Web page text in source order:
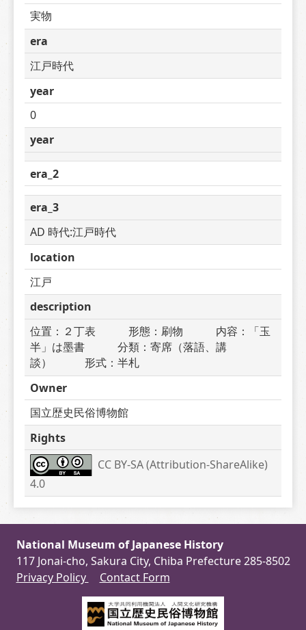
実物
era
江戸時代
year
0
year
era_2
era_3
AD 時代:江戸時代
location
江戸
description
位置：２丁表　　　形態：刷物　　　内容：「玉
半」は墨書　　　分類：寄席（落語、講
談）　　　形式：半札
Owner
国立歴史民俗博物館
Rights
CC BY-SA (Attribution-ShareAlike)
4.0
National Museum of Japanese History
117 Jonai-cho, Sakura City, Chiba Prefecture 285-8502
Privacy Policy
Contact Form